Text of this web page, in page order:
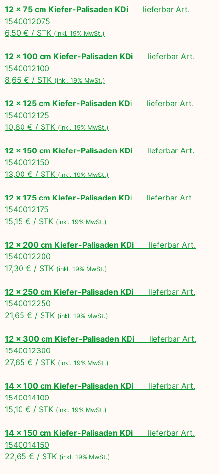
12 x 75 cm Kiefer-Palisaden KDi lieferbar Art.
1540012075
6,50 € / STK (inkl. 19% MwSt.)
12 x 100 cm Kiefer-Palisaden KDi lieferbar Art.
1540012100
8,65 € / STK (inkl. 19% MwSt.)
12 x 125 cm Kiefer-Palisaden KDi lieferbar Art.
1540012125
10,80 € / STK (inkl. 19% MwSt.)
12 x 150 cm Kiefer-Palisaden KDi lieferbar Art.
1540012150
13,00 € / STK (inkl. 19% MwSt.)
12 x 175 cm Kiefer-Palisaden KDi lieferbar Art.
1540012175
15,15 € / STK (inkl. 19% MwSt.)
12 x 200 cm Kiefer-Palisaden KDi lieferbar Art.
1540012200
17,30 € / STK (inkl. 19% MwSt.)
12 x 250 cm Kiefer-Palisaden KDi lieferbar Art.
1540012250
21,65 € / STK (inkl. 19% MwSt.)
12 x 300 cm Kiefer-Palisaden KDi lieferbar Art.
1540012300
27,65 € / STK (inkl. 19% MwSt.)
14 x 100 cm Kiefer-Palisaden KDi lieferbar Art.
1540014100
15,10 € / STK (inkl. 19% MwSt.)
14 x 150 cm Kiefer-Palisaden KDi lieferbar Art.
1540014150
22,65 € / STK (inkl. 19% MwSt.)